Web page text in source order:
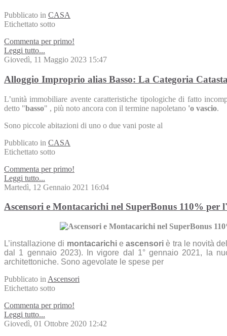
Pubblicato in CASA
Etichettato sotto
Commenta per primo!
Leggi tutto...
Giovedì, 11 Maggio 2023 15:47
Alloggio Improprio alias Basso: La Categoria
L’unità immobiliare avente caratteristiche tipologiche di fatto
detto "basso" , più noto ancora con il termine napoletano 'o vascio.
Sono piccole abitazioni di uno o due vani poste al
Pubblicato in CASA
Etichettato sotto
Commenta per primo!
Leggi tutto...
Martedì, 12 Gennaio 2021 16:04
Ascensori e Montacarichi nel SuperBonus 110%
L’installazione di montacarichie ascensoriè tra le novità
dal 1 gennaio 2023). In vigore dal 1° gennaio 2021, la
architettoniche. Sono agevolate le spese per
Pubblicato in Ascensori
Etichettato sotto
Commenta per primo!
Leggi tutto...
Giovedì, 01 Ottobre 2020 12:42